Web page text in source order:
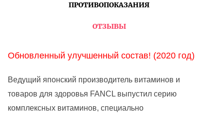
ПРОТИВОПОКАЗАНИЯ
ОТЗЫВЫ
Обновленный улучшенный состав! (2020 год)
Ведущий японский производитель витаминов и
товаров для здоровья FANCL выпустил серию
комплексных витаминов, специально